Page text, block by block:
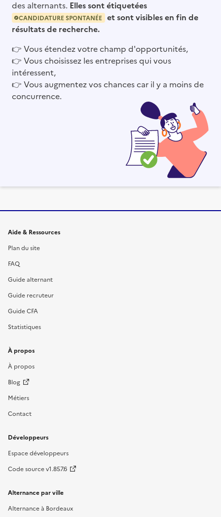
des alternants. Elles sont étiquetées
CANDIDATURE SPONTANÉE
et sont visibles en fin de
résultats de recherche.
👉 Vous étendez votre champ d'opportunités,
👉 Vous choisissez les entreprises qui vous
intéressent,
👉 Vous augmentez vos chances car il y a moins de
concurrence.
Informations et liens du site
Aide & Ressources
Plan du site
FAQ
Guide alternant
Guide recruteur
Guide CFA
Statistiques
À propos
À propos
Blog
Métiers
Contact
Développeurs
Espace développeurs
Code source v1.857.6
Alternance par ville
Alternance à Bordeaux